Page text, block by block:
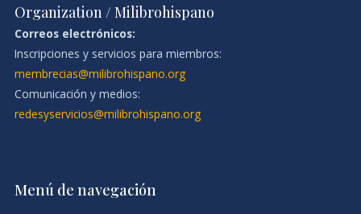
Organization / Milibrohispano
Correos electrónicos:
Inscripciones y servicios para miembros:
membrecias@milibrohispano.org
Comunicación y medios:
redesyservicios@milibrohispano.org
Menú de navegación